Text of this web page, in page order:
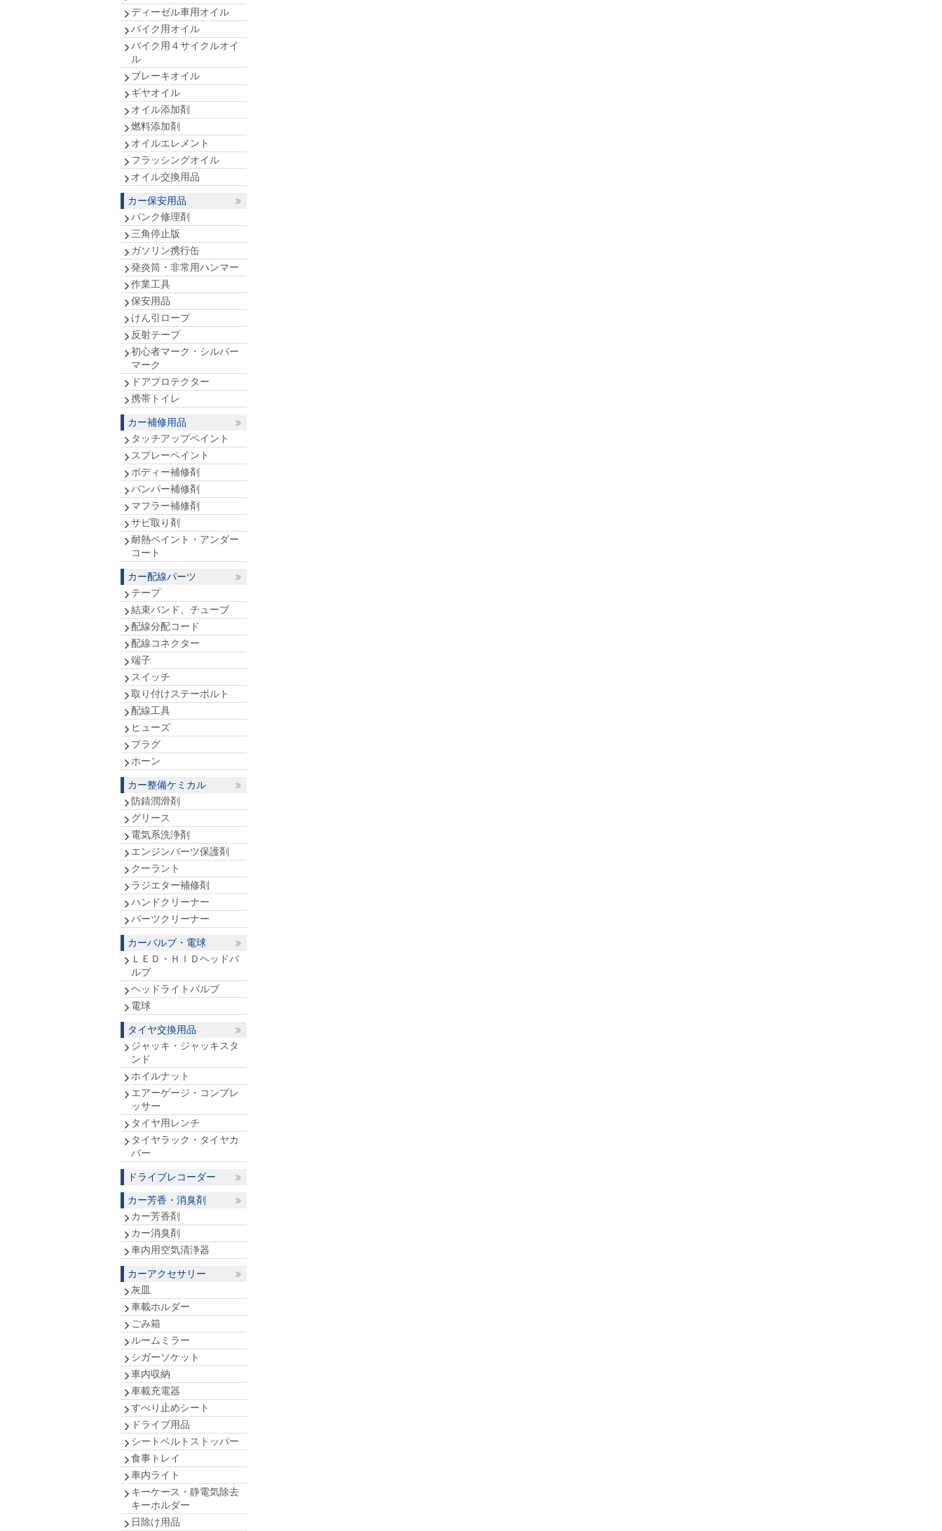
ディーゼル車用オイル
バイク用オイル
バイク用４サイクルオイ
ル
ブレーキオイル
ギヤオイル
オイル添加剤
燃料添加剤
オイルエレメント
フラッシングオイル
オイル交換用品
カー保安用品
パンク修理剤
三角停止版
ガソリン携行缶
発炎筒・非常用ハンマー
作業工具
保安用品
けん引ロープ
反射テープ
初心者マーク・シルバー
マーク
ドアプロテクター
携帯トイレ
カー補修用品
タッチアップペイント
スプレーペイント
ボディー補修剤
バンパー補修剤
マフラー補修剤
サビ取り剤
耐熱ペイント・アンダー
コート
カー配線パーツ
テープ
結束バンド、チューブ
配線分配コード
配線コネクター
端子
スイッチ
取り付けステーボルト
配線工具
ヒューズ
プラグ
ホーン
カー整備ケミカル
防錆潤滑剤
グリース
電気系洗浄剤
エンジンパーツ保護剤
クーラント
ラジエター補修剤
ハンドクリーナー
パーツクリーナー
カーバルブ・電球
ＬＥＤ・ＨＩＤヘッドバ
ルブ
ヘッドライトバルブ
電球
タイヤ交換用品
ジャッキ・ジャッキスタ
ンド
ホイルナット
エアーゲージ・コンプレ
ッサー
タイヤ用レンチ
タイヤラック・タイヤカ
バー
ドライブレコーダー
カー芳香・消臭剤
カー芳香剤
カー消臭剤
車内用空気清浄器
カーアクセサリー
灰皿
車載ホルダー
ごみ箱
ルームミラー
シガーソケット
車内収納
車載充電器
すべり止めシート
ドライブ用品
シートベルトストッパー
食事トレイ
車内ライト
キーケース・静電気除去
キーホルダー
日除け用品